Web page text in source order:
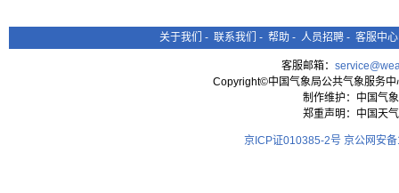
关于我们 - 联系我们 - 帮助 - 人员招聘 - 客服中心
客服邮箱：
Copyright©中国气象局公共气象服务
制作维护：中国气
郑重声明：中国天
京ICP证010385-2号 京公网安